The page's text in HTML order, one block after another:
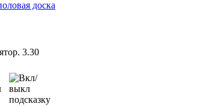
доска
3.30